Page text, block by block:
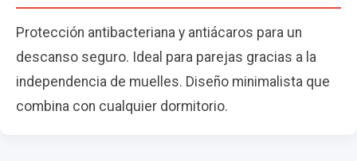
Protección antibacteriana y antiácaros para un
descanso seguro. Ideal para parejas gracias a la
independencia de muelles. Diseño minimalista que
combina con cualquier dormitorio.